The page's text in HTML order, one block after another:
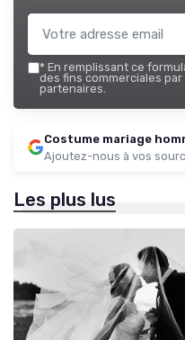
* En remplissant ce
des fins commerciales
partenaires.
Costume mariage
Ajoutez-nous à vos
Les plus lus